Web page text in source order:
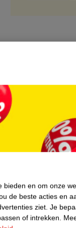
bieden en om onze
de beste acties en
ziet. Je
of intrekken.